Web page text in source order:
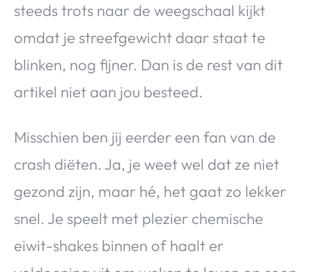
steeds trots naar de weegschaal kijkt
omdat je streefgewicht daar staat te
blinken, nog fijner. Dan is de rest van dit
artikel niet aan jou besteed.
Misschien ben jij eerder een fan van de
crash diëten. Ja, je weet wel dat ze niet
gezond zijn, maar hé, het gaat zo lekker
snel. Je speelt met plezier chemische
eiwit-shakes binnen of haalt er